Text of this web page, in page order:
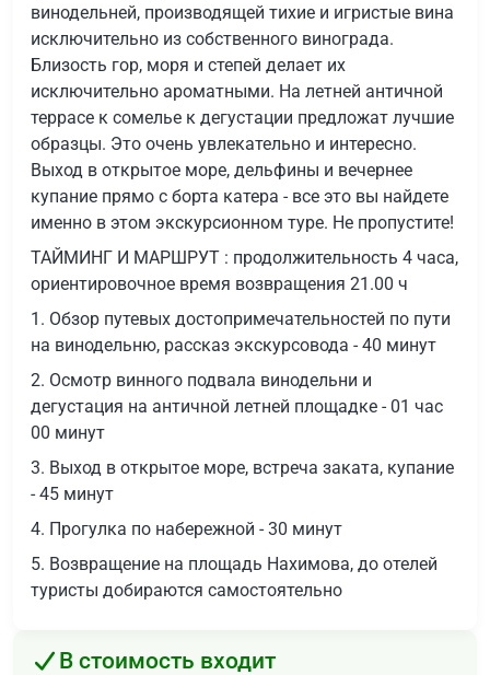
винодельней, производящей тихие и игристые вина
исключительно из собственного винограда.
Близость гор, моря и степей делает их
исключительно ароматными. На летней античной
террасе к сомелье к дегустации предложат лучшие
образцы. Это очень увлекательно и интересно.
Выход в открытое море, дельфины и вечернее
купание прямо с борта катера - все это вы найдете
именно в этом экскурсионном туре. Не пропустите!
ТАЙМИНГ И МАРШРУТ : продолжительность 4 часа,
ориентировочное время возвращения 21.00 ч
1. Обзор путевых достопримечательностей по пути
на винодельню, рассказ экскурсовода - 40 минут
2. Осмотр винного подвала винодельни и
дегустация на античной летней площадке - 01 час
00 минут
3. Выход в открытое море, встреча заката, купание
- 45 минут
4. Прогулка по набережной - 30 минут
5. Возвращение на площадь Нахимова, до отелей
туристы добираются самостоятельно
В стоимость входит